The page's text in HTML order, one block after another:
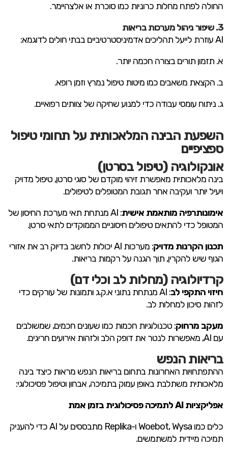
החולה לפתח מחלות כרוניות כמו סוכרת או אלצהיימר.
3. שיפור ניהול מערכות בריאות
AI עוזרת לייעל תהליכים אדמיניסטרטיביים בבתי חולים לדוגמא:
א. תזמון תורים בצורה חכמה יותר.
ב. הקצאת משאבים כמו מיטות טיפול נמרץ וזמן רופא.
ג. ניתוח עומסי עבודה כדי למנוע שחיקה של צוותים רפואיים.
השפעת הבינה המלאכותית על תחומי טיפול
ספציפיים
אונקולוגיה (טיפול בסרטן)
בינה מלאכותית מאפשרת זיהוי מוקדם של סוגי סרטן, טיפול מדויק
ויעיל יותר ועקיבה אחר תגובת המטופלים לטיפולים.
אימונותרפיה מותאמת אישית
: AI מנתחת תאי מערכת החיסון של
המטופל כדי להתאים טיפולים חיסוניים הממוקדים לתאי סרטן.
תכנון הקרנות מדויק
: מערכות AI יכולות לחשב בדיוק רב את אזורי
הגוף שיש להקרין, תוך הגנה על רקמות בריאות.
קרדיולוגיה (מחלות לב וכלי דם)
חיזוי התקפי לב
: AI מנתחת נתוני א.ק.ג ותמונות של עורקים כדי
לזהות סיכון למחלות לב.
מעקב מרחוק: טכנולוגיות חכמות כמו שעונים חכמים, שמשולבים
עם AI, מאפשרות לנטר את דופק הלב ולזהות אירועים חריגים.
בריאות הנפש
ההתפתחויות האחרונות בתחום בריאות הנפש מראות כיצד בינה
מלאכותית משתלבת באופן עמוק בתמיכה, אבחון וטיפול פסיכולוגי:
אפליקציות AI לתמיכה פסיכולוגית בזמן אמת
כלים כמו Woebot, Wysa ו-Replika מתבססים על AI כדי להעניק
תמיכה מיידית למשתמשים.